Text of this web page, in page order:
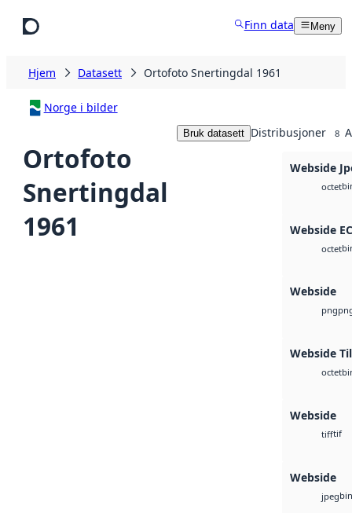
Finn data Meny
Hjem Datasett Ortofoto Snertingdal 1961
Norge i bilder
Ortofoto
Snertingdal
1961
Bruk datasett Distribusjoner 8
Webside
octet
Webside
octet
Webside
png
Webside
octet
Webside
tifftif
Webside
jpegbin